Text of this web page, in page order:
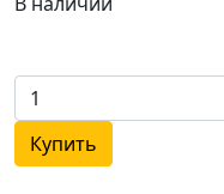
Купить